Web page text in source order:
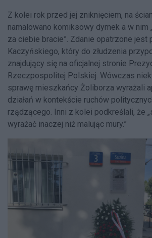
Z kolei rok przed jej zniknięciem, na
namalowano komiksowy dymek a w nim
za ciebie bracie”. Zdanie opatrzone jest
Kaczyńskiego, który do złudzenia
znajdujący się na oficjalnej stronie
Rzeczpospolitej Polskiej. Wówczas
sprawę mieszkańcy Żoliborza wyrażali
działań w kontekście ruchów
rządzącego. Inni z kolei podkreślali, że
wyrażać inaczej niż malując mury.”